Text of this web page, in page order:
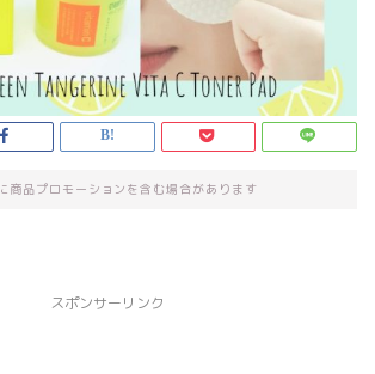
商品プロモーションを含む場合があります
スポンサーリンク